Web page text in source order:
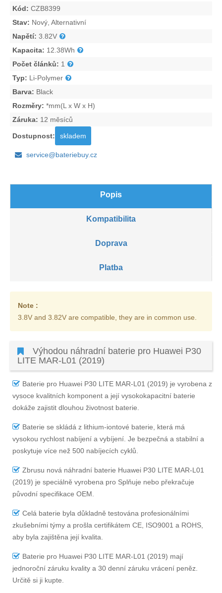
Kód: CZB8399
Stav: Nový, Alternativní
Napětí: 3.82V
Kapacita: 12.38Wh
Počet článků: 1
Typ: Li-Polymer
Barva: Black
Rozměry: *mm(L x W x H)
Záruka: 12 měsíců
Dostupnost: skladem
service@bateriebuy.cz
Popis
Kompatibilita
Doprava
Platba
Note :
3.8V and 3.82V are compatible, they are in common use.
Výhodou náhradní baterie pro Huawei P30
LITE MAR-L01 (2019)
Baterie pro Huawei P30 LITE MAR-L01 (2019) je vyrobena z
vysoce kvalitních komponent a její vysokokapacitní baterie
dokáže zajistit dlouhou životnost baterie.
Baterie se skládá z lithium-iontové baterie, která má
vysokou rychlost nabíjení a vybíjení. Je bezpečná a stabilní a
poskytuje více než 500 nabíjecích cyklů.
Zbrusu nová náhradní baterie Huawei P30 LITE MAR-L01
(2019) je speciálně vyrobena pro Splňuje nebo překračuje
původní specifikace OEM.
Celá baterie byla důkladně testována profesionálními
zkušebními týmy a prošla certifikátem CE, ISO9001 a ROHS,
aby byla zajištěna její kvalita.
Baterie pro Huawei P30 LITE MAR-L01 (2019) mají
jednoroční záruku kvality a 30 denní záruku vrácení peněz.
Určitě si ji kupte.